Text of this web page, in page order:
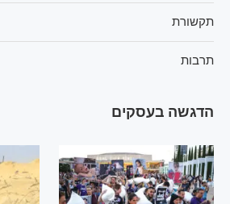
תקשורת
תרבות
הדגשה בעסקים